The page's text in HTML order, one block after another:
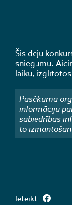
Šis deju
sniegumu.
laiku,
Pasākuma
informāciju
sabiedrības
to
Ieteikt